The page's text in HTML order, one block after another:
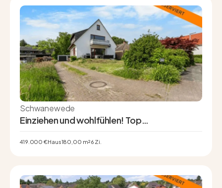
Schwanewede
Einziehen und wohlfühlen! Top
& zwei Garagen
419.000 €Haus180,00 m²6 Zi.